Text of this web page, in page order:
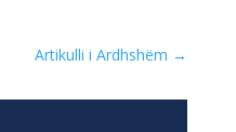
Artikulli i Ardhshëm →